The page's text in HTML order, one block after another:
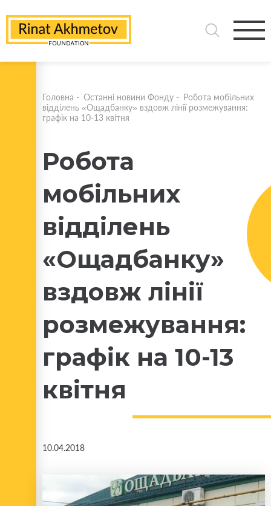
Головна - Останні новини Фонду - Робота мобільних
відділень «Ощадбанку» вздовж лінії розмежування:
графік на 10-13 квітня
Робота
мобільних
відділень
«Ощадбанку»
вздовж лінії
розмежування:
графік на 10-13
квітня
10.04.2018